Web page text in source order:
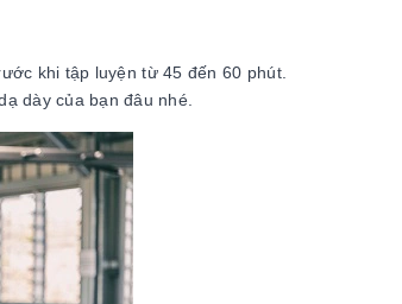
khi tập luyện từ 45 đến 60 phút.
dày của bạn đâu nhé.